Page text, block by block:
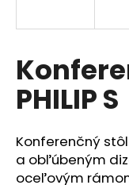
PHILIP S
Konferenčný
a obľúbeným
oceľovým
s
ť
?